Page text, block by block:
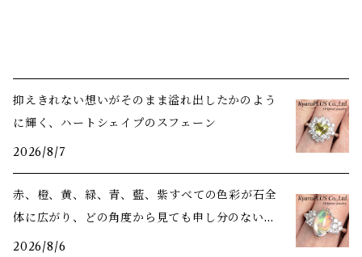
抑えきれない想いがそのまま溢れ出したかのよう
に輝く、ハートシェイプのスフェーン
2026/8/7
赤、橙、黄、緑、青、藍、紫――すべての色彩が石全
体に広がり、どの角度から見ても申し分のない美
しさ
2026/8/6